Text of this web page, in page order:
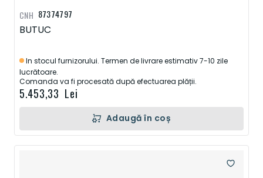
87374797
BUTUC
In stocul furnizorului. Termen de livrare estimativ 7-10 zile
lucrătoare.
Comanda va fi procesată după efectuarea plății.
5.453,33 Lei
CNH
Adaugă în coș